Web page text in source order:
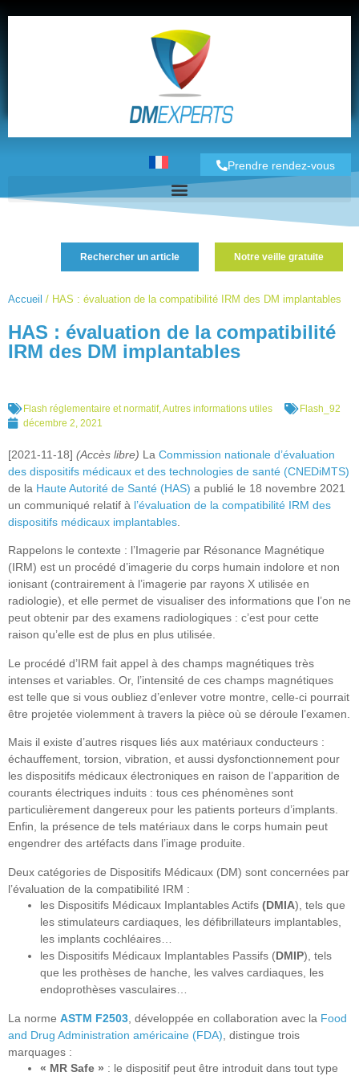
Prendre rendez-vous
Accueil / HAS : évaluation de la compatibilité IRM des DM implantables
HAS : évaluation de la compatibilité
IRM des DM implantables
Rechercher un article Notre veille gratuite
Flash réglementaire et normatif,Autres informations utiles
Flash_92
décembre 2, 2021
[2021-11-18] (Accès libre) La Commission nationale d’évaluation
des dispositifs médicaux et des technologies de santé (CNEDiMTS)
de la Haute Autorité de Santé (HAS) a publié le 18 novembre 2021
un communiqué relatif à l’évaluation de la compatibilité IRM des
dispositifs médicaux implantables
Rappelons le contexte : l’Imagerie par Résonance Magnétique
(IRM) est un procédé d’imagerie du corps humain indolore et non
ionisant (contrairement à l’imagerie par rayons X utilisée en
radiologie), et elle permet de visualiser des informations que l’on ne
peut obtenir par des examens radiologiques : c’est pour cette
raison qu’elle est de plus en plus utilisée.
Le procédé d’IRM fait appel à des champs magnétiques très
intenses et variables. Or, l’intensité de ces champs magnétiques
est telle que si vous oubliez d’enlever votre montre, celle-ci pourrait
être projetée violemment à travers la pièce où se déroule l’examen.
Mais il existe d’autres risques liés aux matériaux conducteurs :
échauffement, torsion, vibration, et aussi dysfonctionnement pour
les dispositifs médicaux électroniques en raison de l’apparition de
courants électriques induits : tous ces phénomènes sont
particulièrement dangereux pour les patients porteurs d’implants.
Enfin, la présence de tels matériaux dans le corps humain peut
engendrer des artéfacts dans l’image produite.
Deux catégories de Dispositifs Médicaux (DM) sont concernées par
l’évaluation de la compatibilité IRM :
les Dispositifs Médicaux Implantables Actifs (DMIA), tels que
les stimulateurs cardiaques, les défibrillateurs implantables,
les implants cochléaires…
les Dispositifs Médicaux Implantables Passifs (DMIP), tels
que les prothèses de hanche, les valves cardiaques, les
endoprothèses vasculaires…
La norme ASTM F2503 , développée en collaboration avec la Food
and Drug Administration américaine (FDA) , distingue trois
marquages :
« MR Safe » : le dispositif peut être introduit dans tout type